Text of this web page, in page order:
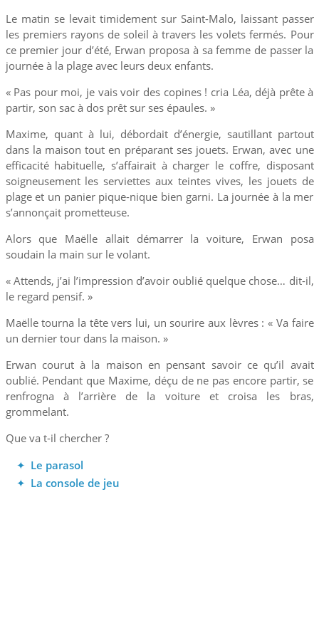
Le matin se levait timidement sur Saint-Malo, laissant passer
les premiers rayons de soleil à travers les volets fermés. Pour
ce premier jour d’été, Erwan proposa à sa femme de passer la
journée à la plage avec leurs deux enfants.
« Pas pour moi, je vais voir des copines ! cria Léa, déjà prête à
partir, son sac à dos prêt sur ses épaules. »
Maxime, quant à lui, débordait d’énergie, sautillant partout
dans la maison tout en préparant ses jouets. Erwan, avec une
efficacité habituelle, s’affairait à charger le coffre, disposant
soigneusement les serviettes aux teintes vives, les jouets de
plage et un panier pique-nique bien garni. La journée à la mer
s’annonçait prometteuse.
Alors que Maëlle allait démarrer la voiture, Erwan posa
soudain la main sur le volant.
« Attends, j’ai l’impression d’avoir oublié quelque chose… dit-il,
le regard pensif. »
Maëlle tourna la tête vers lui, un sourire aux lèvres : « Va faire
un dernier tour dans la maison. »
Erwan courut à la maison en pensant savoir ce qu’il avait
oublié. Pendant que Maxime, déçu de ne pas encore partir, se
renfrogna à l’arrière de la voiture et croisa les bras,
grommelant.
Que va t-il chercher ?
Le parasol
La console de jeu